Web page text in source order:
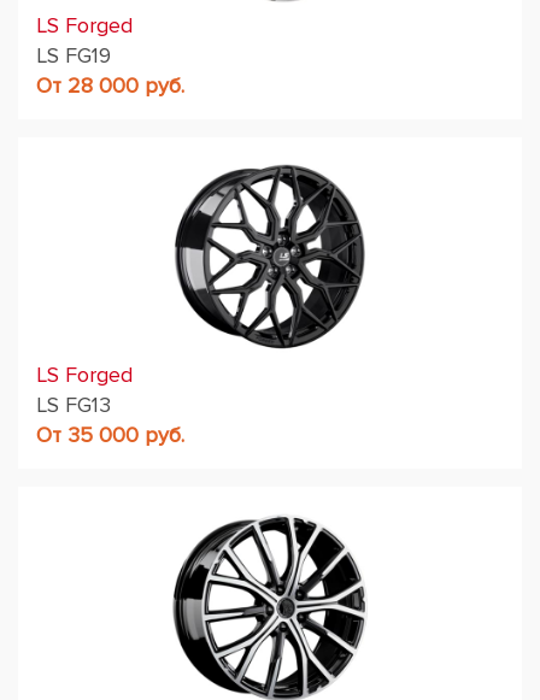
LS Forged
LS FG19
От 28 000 руб.
LS Forged
LS FG13
От 35 000 руб.